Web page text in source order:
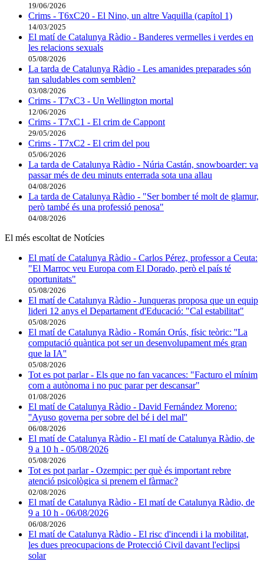
19/06/2026
Crims - T6xC20 - El Nino, un altre Vaquilla (capítol 1)
14/03/2025
El matí de Catalunya Ràdio - Banderes vermelles i verdes en
les relacions sexuals
05/08/2026
La tarda de Catalunya Ràdio - Les amanides preparades són
tan saludables com semblen?
03/08/2026
Crims - T7xC3 - Un Wellington mortal
12/06/2026
Crims - T7xC1 - El crim de Cappont
29/05/2026
Crims - T7xC2 - El crim del pou
05/06/2026
La tarda de Catalunya Ràdio - Núria Castán, snowboarder: va
passar més de deu minuts enterrada sota una allau
04/08/2026
La tarda de Catalunya Ràdio - "Ser bomber té molt de glamur,
però també és una professió penosa"
04/08/2026
El més escoltat de Notícies
El matí de Catalunya Ràdio - Carlos Pérez, professor a Ceuta:
"El Marroc veu Europa com El Dorado, però el país té
oportunitats"
05/08/2026
El matí de Catalunya Ràdio - Junqueras proposa que un equip
lideri 12 anys el Departament d'Educació: "Cal estabilitat"
05/08/2026
El matí de Catalunya Ràdio - Román Orús, físic teòric: ''La
computació quàntica pot ser un desenvolupament més gran
que la IA''
05/08/2026
Tot es pot parlar - Els que no fan vacances: "Facturo el mínim
com a autònoma i no puc parar per descansar"
01/08/2026
El matí de Catalunya Ràdio - David Fernández Moreno:
''Ayuso governa per sobre del bé i del mal''
06/08/2026
El matí de Catalunya Ràdio - El matí de Catalunya Ràdio, de
9 a 10 h - 05/08/2026
05/08/2026
Tot es pot parlar - Ozempic: per què és important rebre
atenció psicològica si prenem el fàrmac?
02/08/2026
El matí de Catalunya Ràdio - El matí de Catalunya Ràdio, de
9 a 10 h - 06/08/2026
06/08/2026
El matí de Catalunya Ràdio - El risc d'incendi i la mobilitat,
les dues preocupacions de Protecció Civil davant l'eclipsi
solar